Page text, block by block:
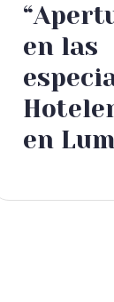
en las
en